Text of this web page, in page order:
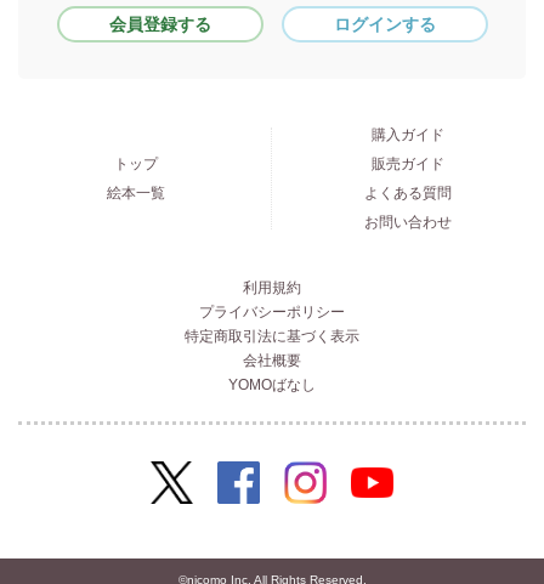
会員登録する ログインする
トップ
絵本一覧
購入ガイド
販売ガイド
よくある質問
お問い合わせ
利用規約
プライバシーポリシー
特定商取引法に基づく表示
会社概要
YOMOばなし
©nicomo Inc. All Rights Reserved.